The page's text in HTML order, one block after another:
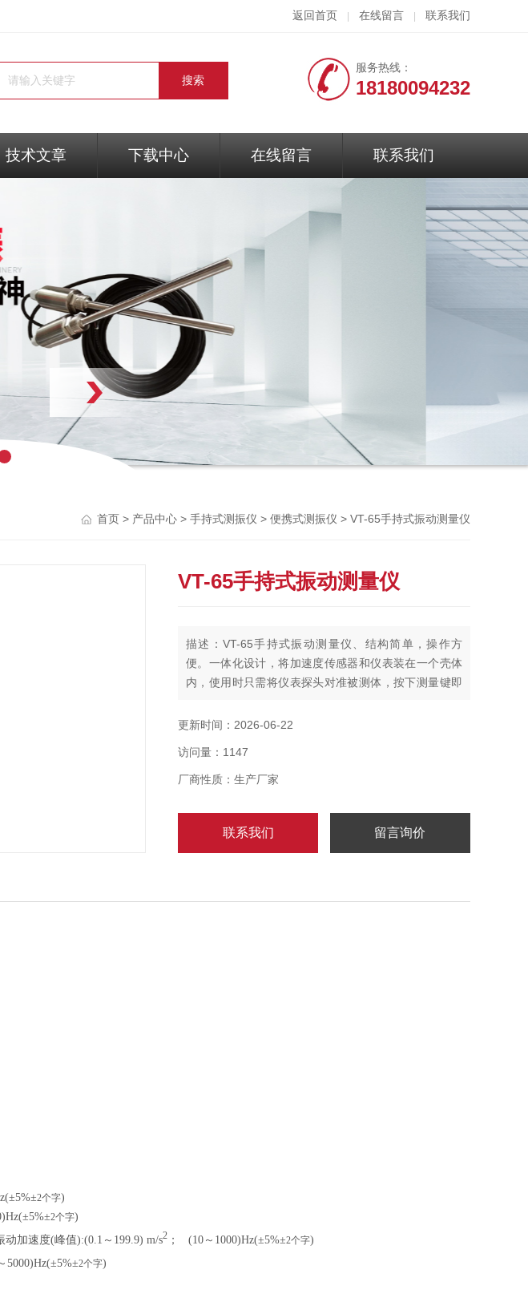
返回首页 在线留言 联系我们
服务热线：
18180094232
技术文章 下载中心 在线留言 联系我们
多
首页 > 产品中心 > 手持式测振仪 > 便携式测振仪 > VT-65手持式振动测量仪
VT-65手持式振动测量仪
描述：VT-65手持式振动测量仪、结构简单，操作方
便。一体化设计，将加速度传感器和仪表装在一个壳体
内，使用时只需将仪表探头对准被测体，按下测量键即
2、仪表采用一节9V叠层电池供电，具有低电压检测和
示器有电池符号出现，提醒用户更换电池。
更新时间：2026-06-22
访问量：1147
厂商性质：生产厂家
联系我们 留言询价
±5%±2个字)
±5%±2个字)
动加速度(峰值):(0.1～199.9) m/s2 ； (10～1000)Hz(±5%±2个字)
5000)Hz(±5%±2个字)